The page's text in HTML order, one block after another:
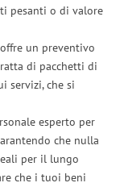
pesanti o di valore
un preventivo
di pacchetti di
servizi, che si
esperto per
che nulla
per il lungo
che i tuoi beni